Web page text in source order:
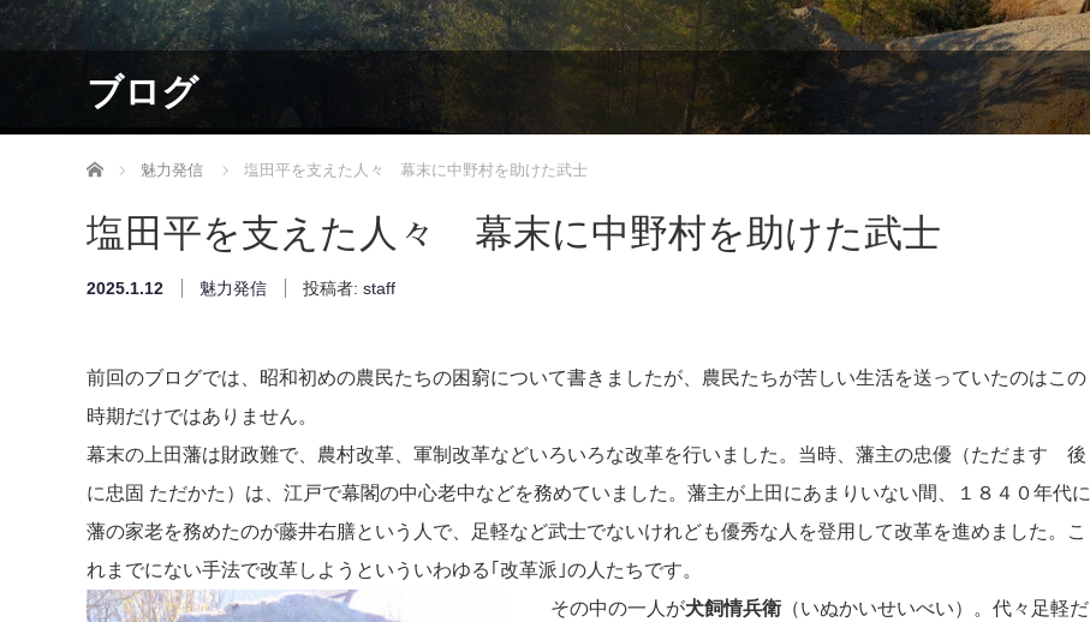
ブログ
ホーム 魅力発信 塩田平を支えた人々 幕末に中野村を助けた武士
塩田平を支えた人々 幕末に中野村を助けた武士
2025.1.12 魅力発信 投稿者: staff
前回のブログでは、昭和初めの農民たちの困窮について書きましたが、農民たちが苦しい生活を送っていたのはこの
時期だけではありません。
幕末の上田藩は財政難で、農村改革、軍制改革などいろいろな改革を行いました。当時、藩主の忠優（ただます 後
に忠固 ただかた）は、江戸で幕閣の中心老中などを務めていました。藩主が上田にあまりいない間、１８４０年代に
藩の家老を務めたのが藤井右膳という人で、足軽など武士でないけれども優秀な人を登用して改革を進めました。こ
れまでにない手法で改革しようといういわゆる｢改革派｣の人たちです。
その中の一人が犬飼情兵衛 （いぬかいせいべい）。代々足軽だ